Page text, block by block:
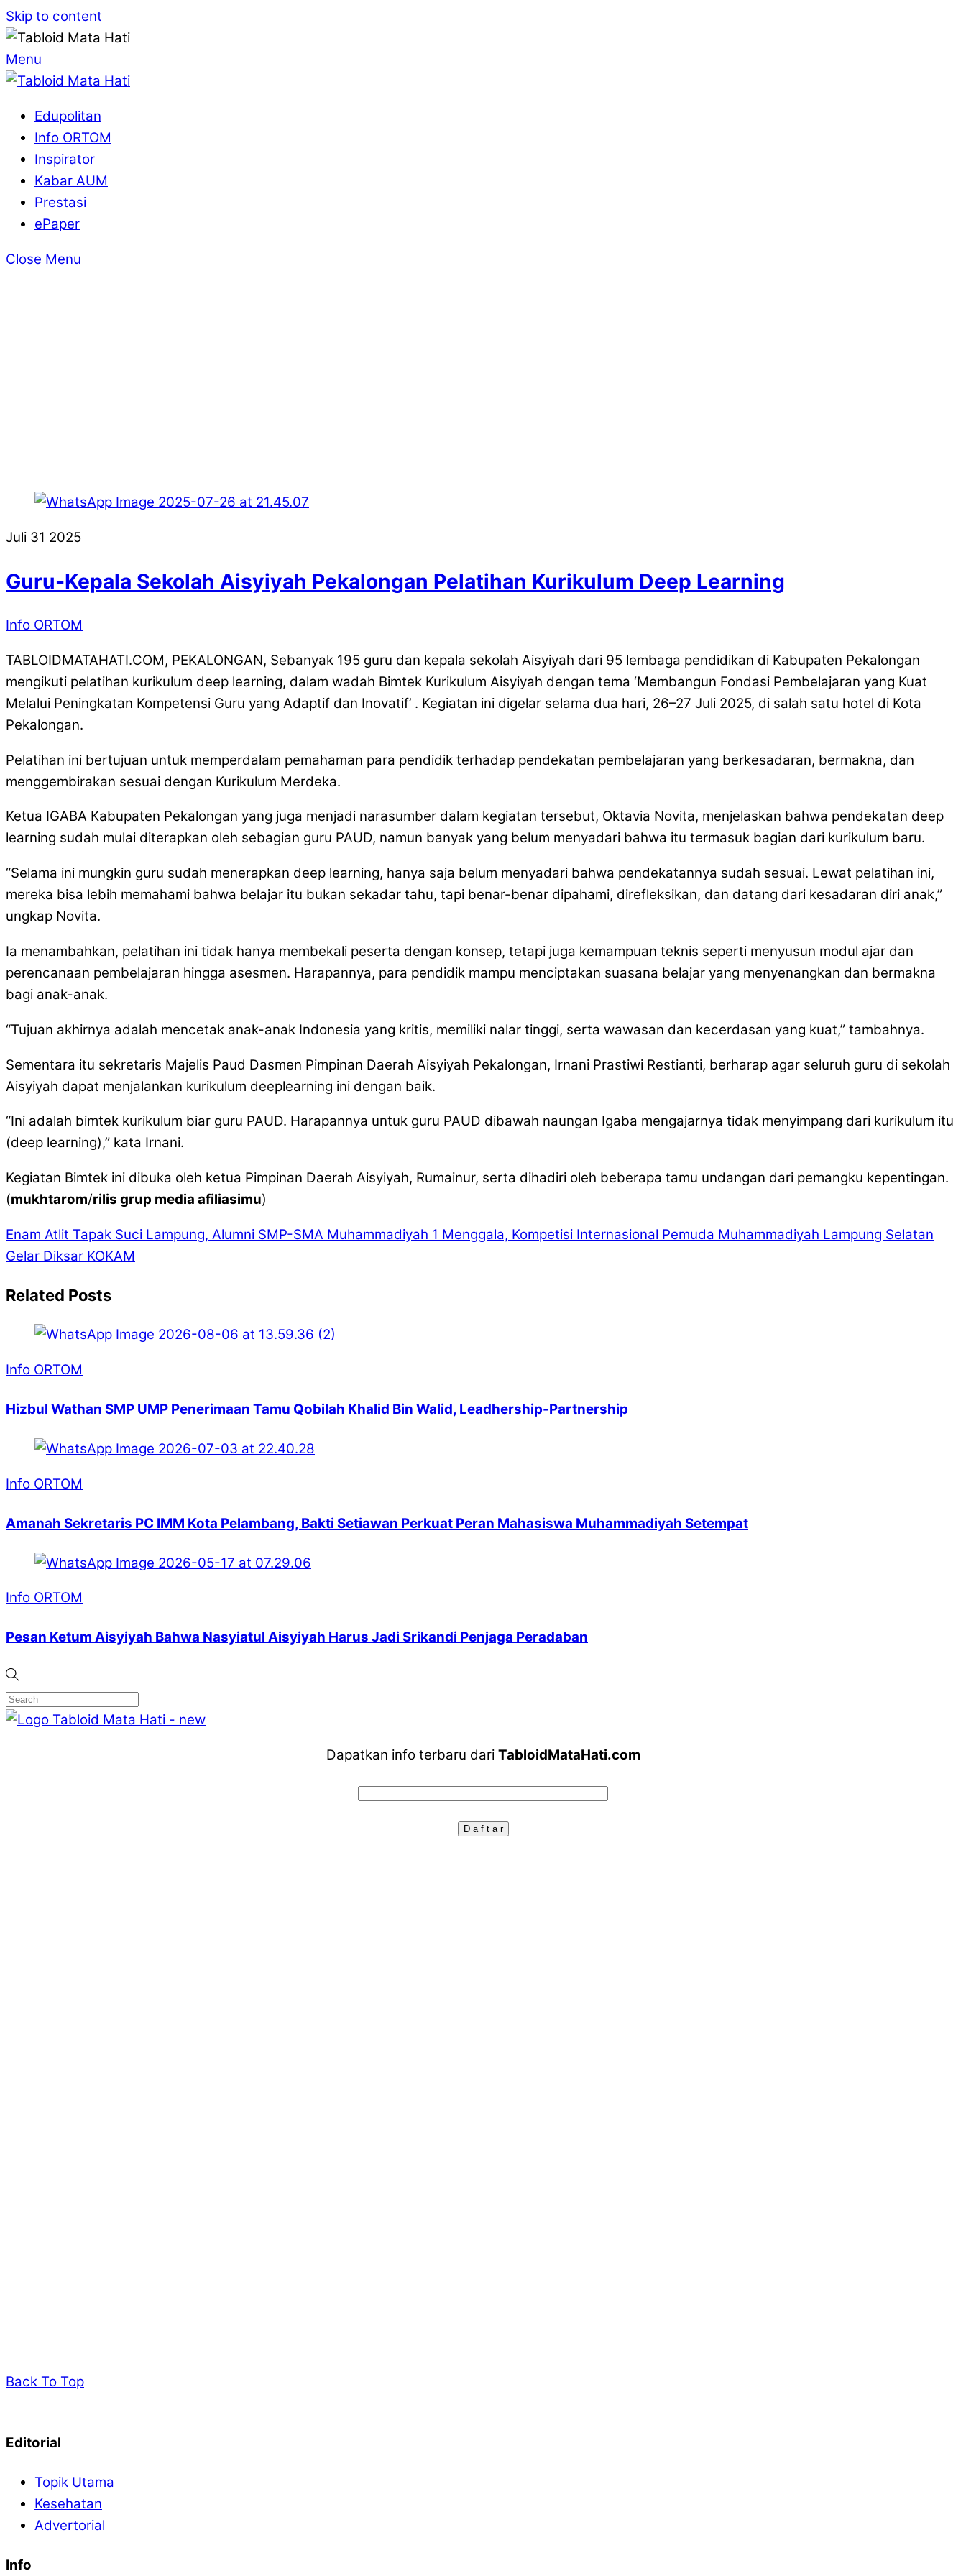
Skip to content
Menu
Edupolitan
Info ORTOM
Inspirator
Kabar AUM
Prestasi
ePaper
Close Menu
Juli 31 2025
Guru-Kepala Sekolah Aisyiyah Pekalongan Pelatihan Kurikulum Deep Learning
Info ORTOM
TABLOIDMATAHATI.COM, PEKALONGAN, Sebanyak 195 guru dan kepala sekolah Aisyiyah dari 95 lembaga pendidikan di Kabupaten Pekalongan
mengikuti pelatihan kurikulum deep learning, dalam wadah Bimtek Kurikulum Aisyiyah dengan tema ‘Membangun Fondasi Pembelajaran yang Kuat
Melalui Peningkatan Kompetensi Guru yang Adaptif dan Inovatif’ . Kegiatan ini digelar selama dua hari, 26–27 Juli 2025, di salah satu hotel di Kota
Pekalongan.
Pelatihan ini bertujuan untuk memperdalam pemahaman para pendidik terhadap pendekatan pembelajaran yang berkesadaran, bermakna, dan
menggembirakan sesuai dengan Kurikulum Merdeka.
Ketua IGABA Kabupaten Pekalongan yang juga menjadi narasumber dalam kegiatan tersebut, Oktavia Novita, menjelaskan bahwa pendekatan deep
learning sudah mulai diterapkan oleh sebagian guru PAUD, namun banyak yang belum menyadari bahwa itu termasuk bagian dari kurikulum baru.
“Selama ini mungkin guru sudah menerapkan deep learning, hanya saja belum menyadari bahwa pendekatannya sudah sesuai. Lewat pelatihan ini,
mereka bisa lebih memahami bahwa belajar itu bukan sekadar tahu, tapi benar-benar dipahami, direfleksikan, dan datang dari kesadaran diri anak,”
ungkap Novita.
Ia menambahkan, pelatihan ini tidak hanya membekali peserta dengan konsep, tetapi juga kemampuan teknis seperti menyusun modul ajar dan
perencanaan pembelajaran hingga asesmen. Harapannya, para pendidik mampu menciptakan suasana belajar yang menyenangkan dan bermakna
bagi anak-anak.
“Tujuan akhirnya adalah mencetak anak-anak Indonesia yang kritis, memiliki nalar tinggi, serta wawasan dan kecerdasan yang kuat,” tambahnya.
Sementara itu sekretaris Majelis Paud Dasmen Pimpinan Daerah Aisyiyah Pekalongan, Irnani Prastiwi Restianti, berharap agar seluruh guru di sekolah
Aisyiyah dapat menjalankan kurikulum deeplearning ini dengan baik.
“Ini adalah bimtek kurikulum biar guru PAUD. Harapannya untuk guru PAUD dibawah naungan Igaba mengajarnya tidak menyimpang dari kurikulum itu
(deep learning),” kata Irnani.
Kegiatan Bimtek ini dibuka oleh ketua Pimpinan Daerah Aisyiyah, Rumainur, serta dihadiri oleh beberapa tamu undangan dari pemangku kepentingan.
(mukhtarom/rilis grup media afiliasimu)
Enam Atlit Tapak Suci Lampung, Alumni SMP-SMA Muhammadiyah 1 Menggala, Kompetisi Internasional Pemuda Muhammadiyah Lampung Selatan
Gelar Diksar KOKAM
Related Posts
Info ORTOM
Hizbul Wathan SMP UMP Penerimaan Tamu Qobilah Khalid Bin Walid, Leadhership-Partnership
Info ORTOM
Amanah Sekretaris PC IMM Kota Pelambang, Bakti Setiawan Perkuat Peran Mahasiswa Muhammadiyah Setempat
Info ORTOM
Pesan Ketum Aisyiyah Bahwa Nasyiatul Aisyiyah Harus Jadi Srikandi Penjaga Peradaban
Dapatkan info terbaru dari TabloidMataHati.com
Back To Top
Editorial
Topik Utama
Kesehatan
Advertorial
Info